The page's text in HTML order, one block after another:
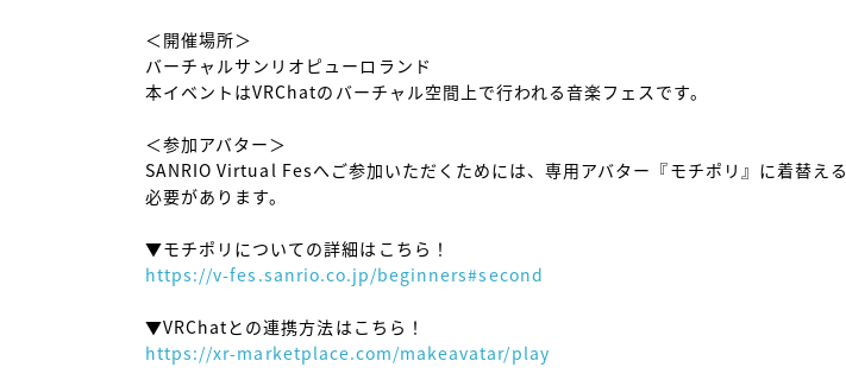
＜開催場所＞
バーチャルサンリオピューロランド
本イベントはVRChatのバーチャル空間上で行われる音楽フェスです。
＜参加アバター＞
SANRIO Virtual Fesへご参加いただくためには、専用アバター『モチポリ』に着替える
必要があります。
https://v-fes.sanrio.co.jp/beginners#second
https://xr-marketplace.com/makeavatar/play